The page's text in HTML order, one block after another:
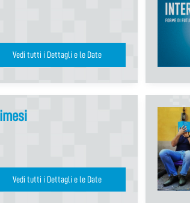
Vedi tutti i Dettagli e le Date
Vedi tutti i Dettagli e le Date